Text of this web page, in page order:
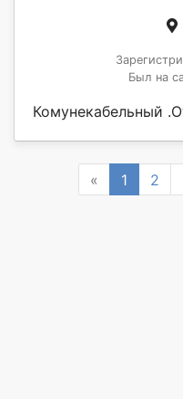
Был на
Комунекабельный
« Previous
1 2